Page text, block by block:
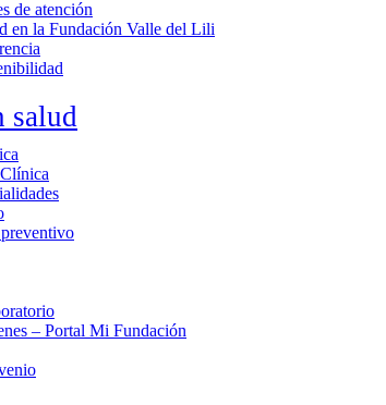
de atención
en la Fundación Valle del Lili
salud
– Portal Mi Fundación